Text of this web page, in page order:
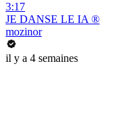
3:17
JE DANSE LE IA ®
mozinor
il y a 4 semaines